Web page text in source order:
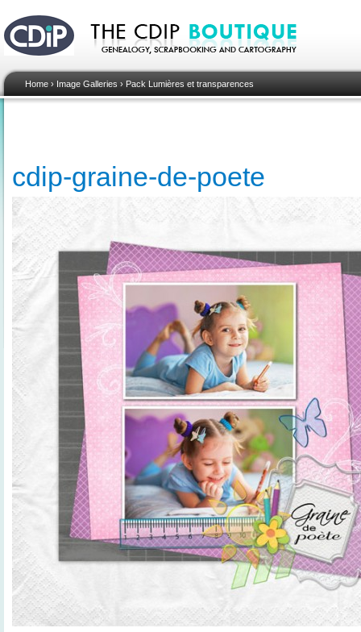
Home › Image Galleries › Pack Lumières et transparences
cdip-graine-de-poete